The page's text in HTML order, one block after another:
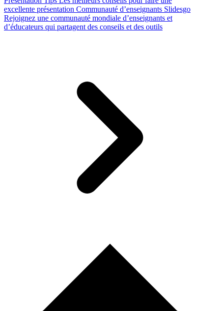
excellente présentation Communauté d’enseignants Slidesgo
Rejoignez une communauté mondiale d’enseignants et
d’éducateurs qui partagent des conseils et des outils